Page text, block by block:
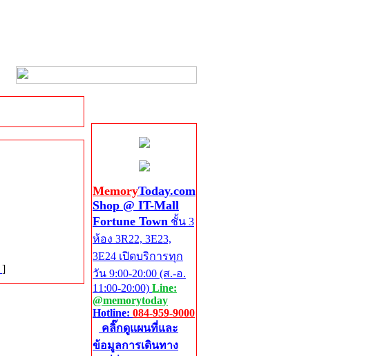
]
MemoryToday.com
Shop @ IT-Mall
Fortune Town ชั้น 3
ห้อง 3R22, 3E23,
3E24 เปิดบริการทุก
วัน 9:00-20:00 (ส.-อ.
11:00-20:00) Line:
@memorytoday
Hotline: 084-959-9000
คลิ๊กดูแผนที่และ
ข้อมูลการเดินทาง